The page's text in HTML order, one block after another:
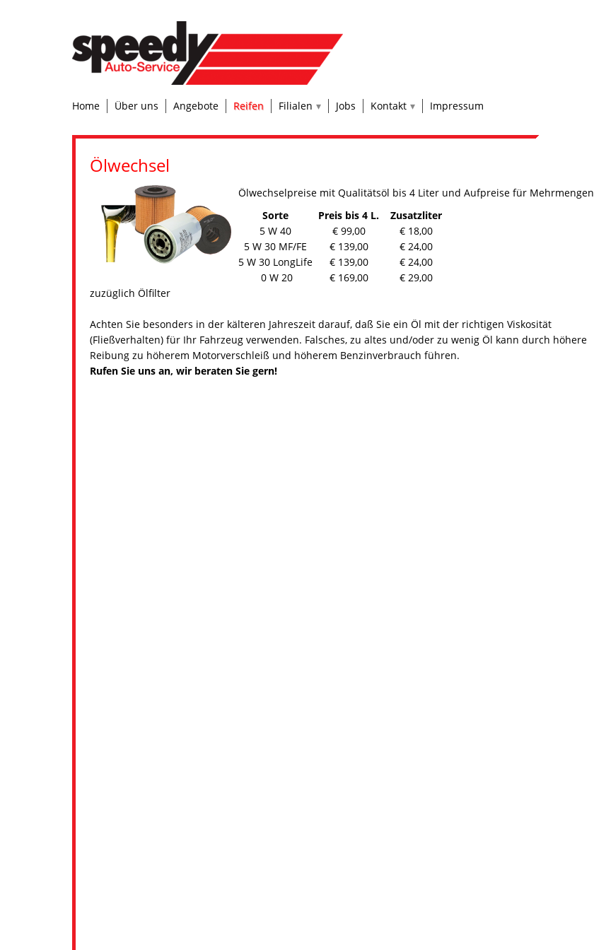
Home Über uns Angebote Reifen Filialen Jobs Kontakt Impressum
Ölwechsel
Ölwechselpreise mit Qualitätsöl bis 4 Liter und Aufpreise für Mehrmengen
Sorte
Preis bis 4 L.
Zusatzliter
5 W 40
€ 99,00
€ 18,00
5 W 30 MF/FE
€ 139,00
€ 24,00
5 W 30 LongLife
€ 139,00
€ 24,00
0 W 20
€ 169,00
€ 29,00
zuzüglich Ölfilter
Achten Sie besonders in der kälteren Jahreszeit darauf, daß Sie ein Öl mit der richtigen Viskosität
(Fließverhalten) für Ihr Fahrzeug verwenden. Falsches, zu altes und/oder zu wenig Öl kann durch höhere
Reibung zu höherem Motorverschleiß und höherem Benzinverbrauch führen.
Rufen Sie uns an, wir beraten Sie gern!